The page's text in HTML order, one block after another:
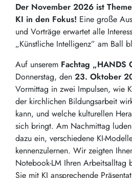
Der November 2026 ist
KI in den Fokus! Eine große
und Vorträge erwartet alle
„Künstliche Intelligenz” am Ball
Auf unserem Fachtag „HANDS
Donnerstag, den 23. Oktober
Vormittag in zwei Impulsen, wie
der kirchlichen Bildungsarbeit
kann, und welche kulturellen
sich bringt. Am Nachmittag
dazu ein, verschiedene KI-
kennenzulernen. Wir zeigten
Notebook-LM Ihren Arbeitsalltag
Sie mit KI ansprechende